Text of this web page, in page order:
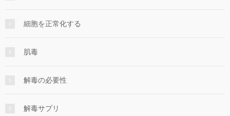
細胞を正常化する
肌毒
解毒の必要性
解毒サプリ